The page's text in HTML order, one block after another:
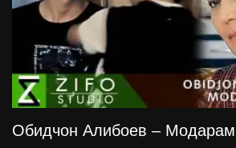
Обидчон Алибоев – Модарам |